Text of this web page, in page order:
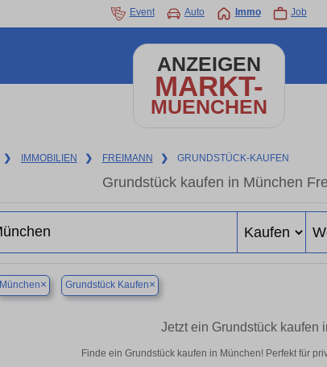
Event Auto Immo Job
ANZEIGEN
MARKT-
MUENCHEN
❯ IMMOBILIEN ❯ FREIMANN ❯ GRUNDSTÜCK-KAUFEN
Grundstück kaufen in München
München× Grundstück Kaufen×
Jetzt ein Grundstück kaufen
Finde ein Grundstück kaufen in München! Perfekt für